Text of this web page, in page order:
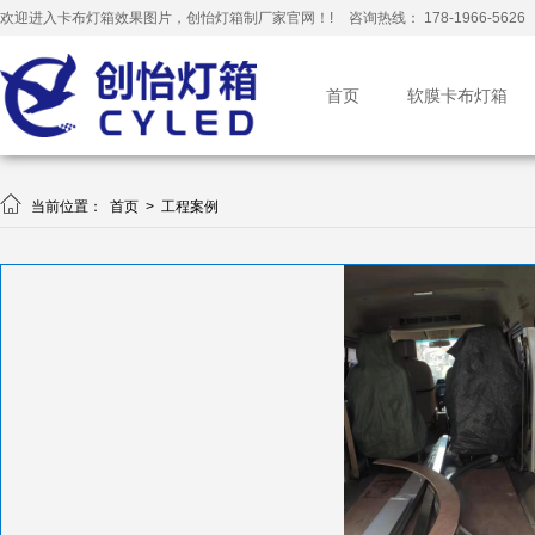
欢迎进入卡布灯箱效果图片，创怡灯箱制厂家官网！! 咨询热线： 178-1966-5626
首页 软膜卡布灯箱
 当前位置： 首页 > 工程案例